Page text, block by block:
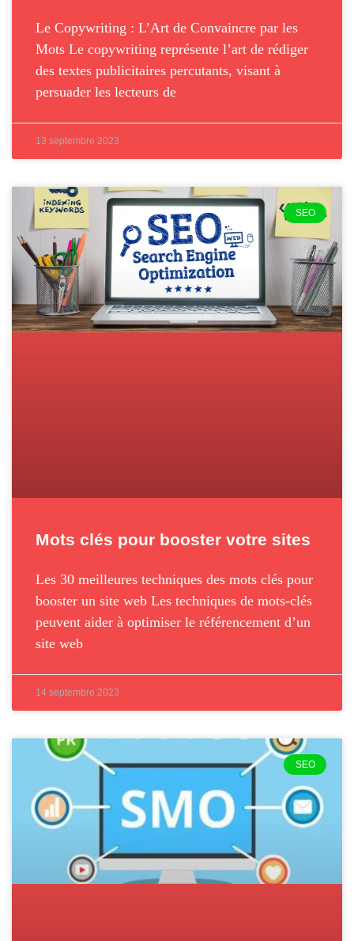
Le Copywriting : L’Art de Convaincre par les
Mots Le copywriting représente l’art de rédiger
des textes publicitaires percutants, visant à
persuader les lecteurs de
13 septembre 2023
SEO
Mots clés pour booster votre sites
Les 30 meilleures techniques des mots clés pour
booster un site web Les techniques de mots-clés
peuvent aider à optimiser le référencement d’un
site web
14 septembre 2023
SEO